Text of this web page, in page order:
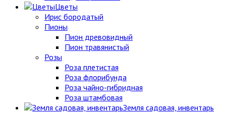
Цветы
Ирис бородатый
Пионы
Пион древовидный
Пион травянистый
Розы
Роза плетистая
Роза флорибунда
Роза чайно-гибридная
Роза штамбовая
Земля садовая, инвентарь